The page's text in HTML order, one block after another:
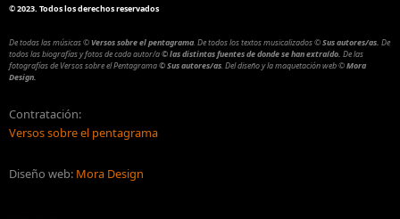
©2023. Todos los derechos reservados
De todas las músicas© Versos sobre el pentagrama. De todos los textos musicalizados©Sus autores/as. De
todos las biografías y fotos de cada autor/a© las distintas fuentes de donde se han extraído. De las
fotografías de Versos sobre el Pentagrama© Sus autores/as. Del diseño y la maquetación web©Mora
Design.
Contratación:
Versos sobre el pentagrama
Diseño web: Mora Design